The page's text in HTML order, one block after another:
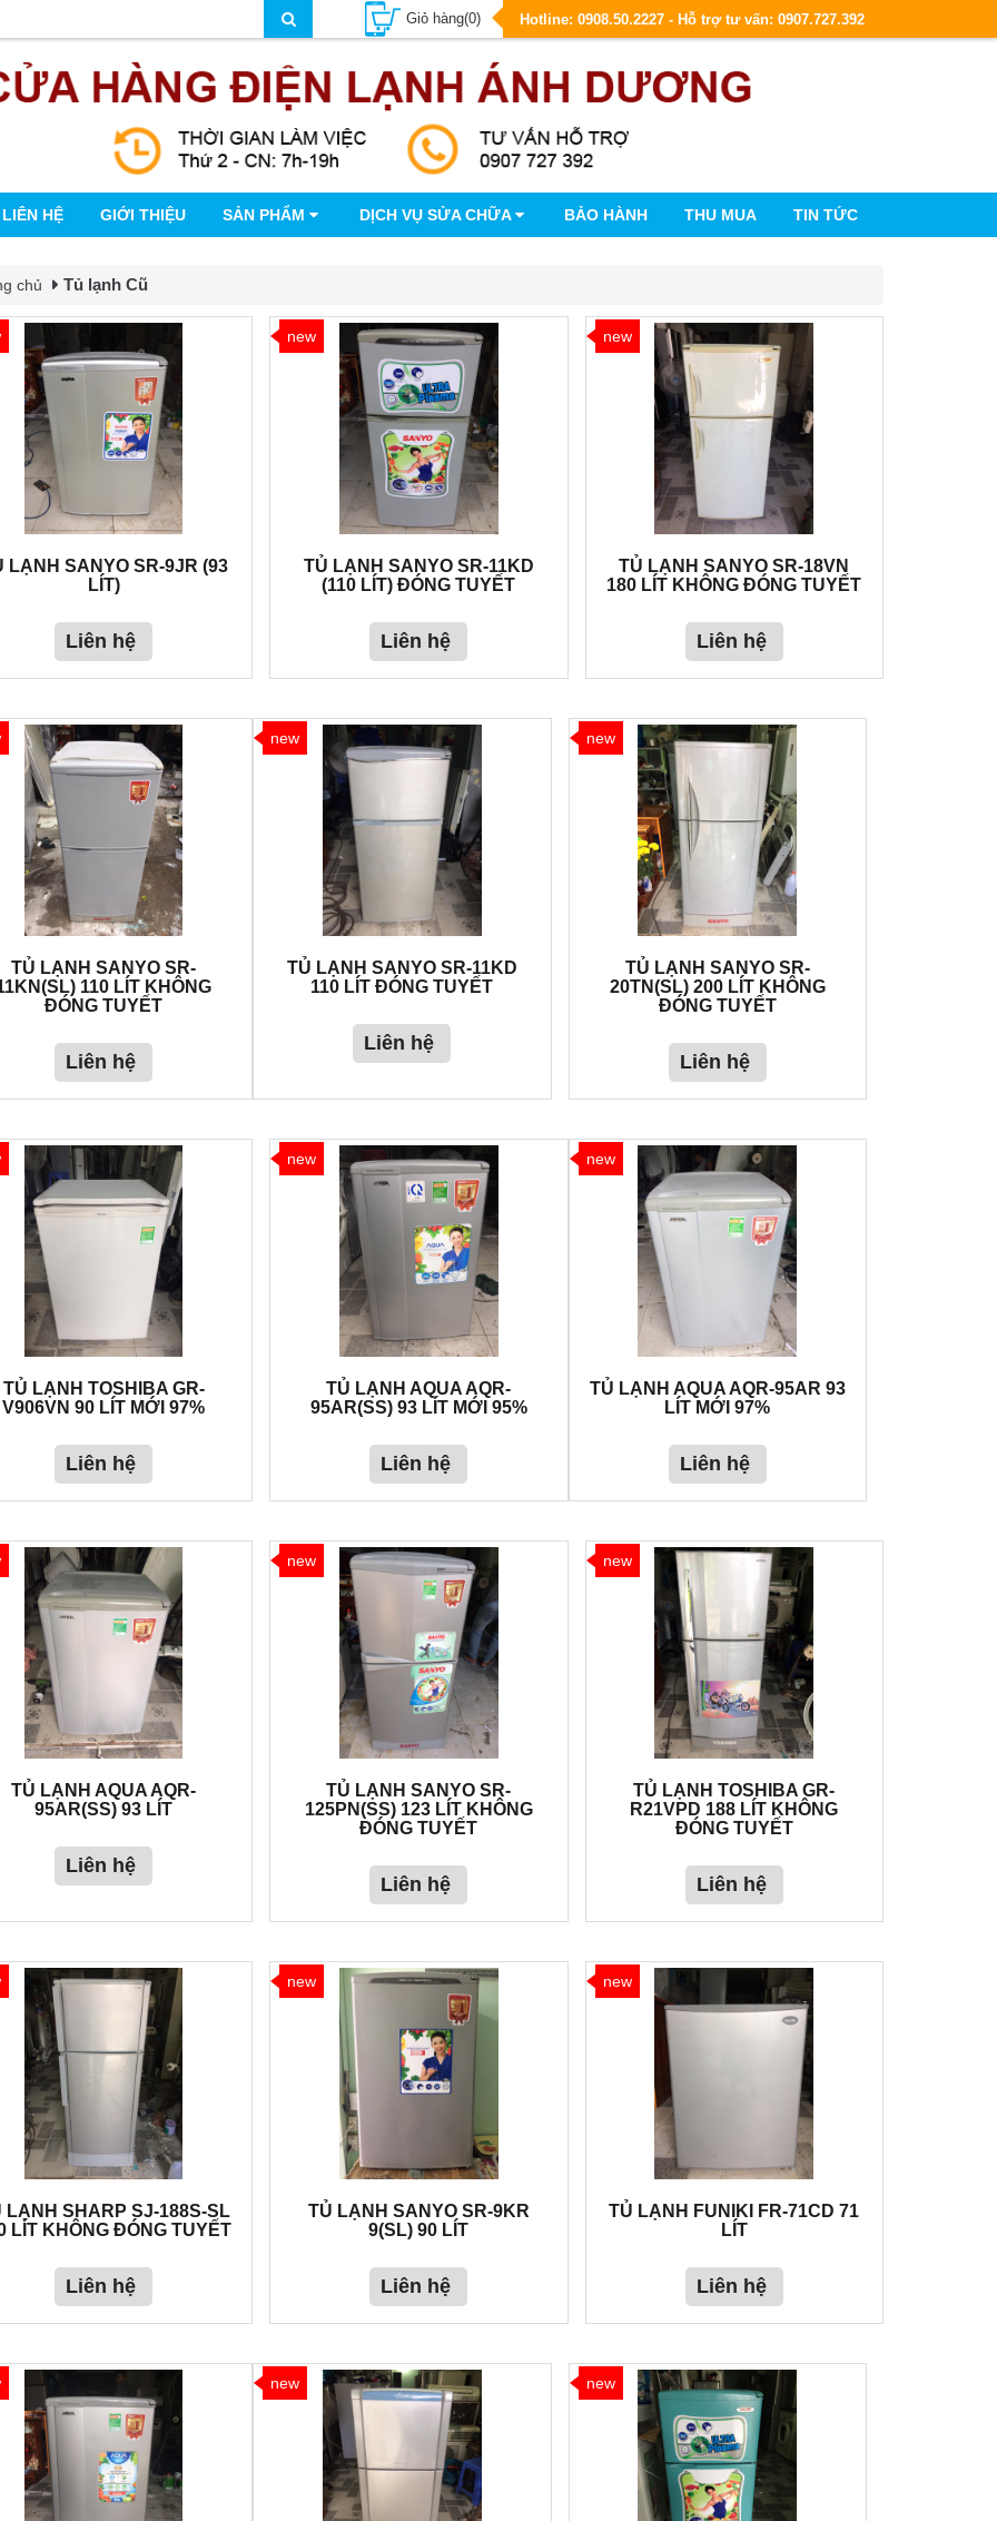
Giỏ hàng(0) Hotline: 0908.50.2227 - Hỗ trợ tư vấn: 0907.727.392
LIÊN HỆ GIỚI THIỆU SẢN PHẨM DỊCH VỤ SỬA CHỮA BẢO HÀNH THU MUA TIN TỨC
chủ Tủ lạnh Cũ
LẠNH SANYO SR-9JR (93
LÍT)
Liên hệ
new
TỦ LẠNH SANYO SR-11KD
(110 LÍT) ĐÓNG TUYẾT
Liên hệ
new
TỦ LẠNH SANYO SR-18VN
180 LÍT KHÔNG ĐÓNG TUYẾT
Liên hệ
TỦ LẠNH SANYO SR-
110 LÍT KHÔNG
ĐÓNG TUYẾT
Liên hệ
new
TỦ LẠNH SANYO SR-11KD
110 LÍT ĐÓNG TUYẾT
Liên hệ
new
TỦ LẠNH SANYO SR-
20TN(SL) 200 LÍT KHÔNG
ĐÓNG TUYẾT
Liên hệ
TỦ LẠNH TOSHIBA GR-
V906VN 90 LÍT MỚI 97%
Liên hệ
new
TỦ LẠNH AQUA AQR-
95AR(SS) 93 LÍT MỚI 95%
Liên hệ
new
TỦ LẠNH AQUA AQR-95AR 93
LÍT MỚI 97%
Liên hệ
TỦ LẠNH AQUA AQR-
95AR(SS) 93 LÍT
Liên hệ
new
TỦ LẠNH SANYO SR-
125PN(SS) 123 LÍT KHÔNG
ĐÓNG TUYẾT
Liên hệ
new
TỦ LẠNH TOSHIBA GR-
R21VPD 188 LÍT KHÔNG
ĐÓNG TUYẾT
Liên hệ
LẠNH SHARP SJ-188S-SL
LÍT KHÔNG ĐÓNG TUYẾT
Liên hệ
new
TỦ LẠNH SANYO SR-9KR
9(SL) 90 LÍT
Liên hệ
new
TỦ LẠNH FUNIKI FR-71CD 71
LÍT
Liên hệ
new new